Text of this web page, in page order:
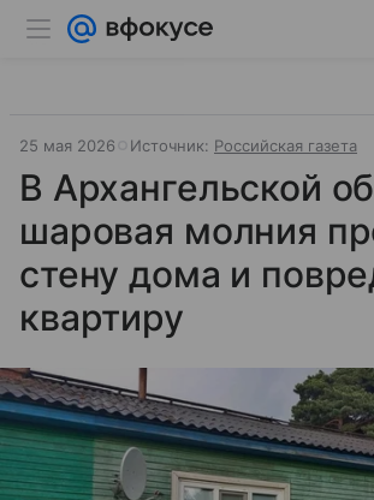
25 мая 2026 Источник: Российская газета
В Архангельской
шаровая молния
стену дома и
квартиру